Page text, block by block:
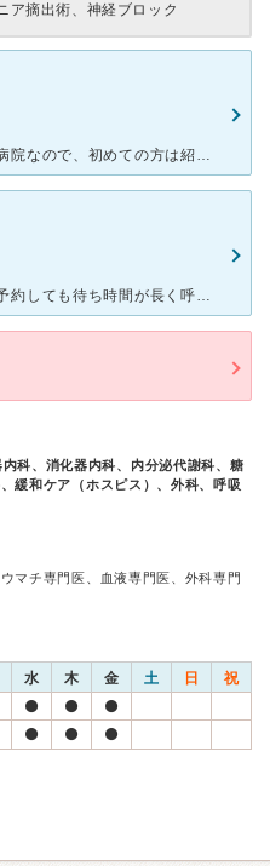
ア摘出術、神経ブロック
この岩手県立中部病院は、大きい病院なので、初めての方は紹介状や予約が必ず必要になります。私は、脳神経外科に定期的に行く検査に行きました。先生は、岩手医科大学附属病院から来ている先生です。先生も看護師さ
ここの病院は大きい病院なので、予約しても待ち時間が長く呼ばれるまで１時間前後かかります。ここの病院には、主人の付き添いで、行ったのですが待ち時間が長く子供は飽きてしまい大はま変でした。周りの子供達も飽
科、消化器内科、内分泌代謝科、糖
緩和ケア（ホスピス）、外科、呼吸
マチ専門医、血液専門医、外科専門
水 木 金 土 日 祝